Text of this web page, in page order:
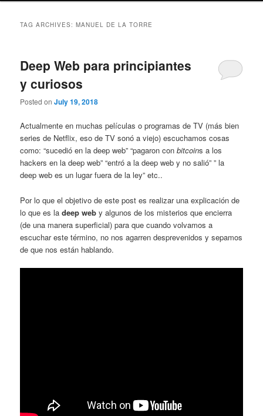
TAG ARCHIVES:MANUEL DE LA TORRE
Deep Web para principiantes
y curiosos
Posted onJuly 19, 2018
Actualmente en muchas películas o programas de TV (más bien
series de Netflix, eso de TV sonó a viejo) escuchamos cosas
como: “sucedió en la deep web” “pagaron conbitcoins a los
hackers en la deep web” “entró a la deep web y no salió” ” la
deep web es un lugar fuera de la ley” etc..
Por lo que el objetivo de este post es realizar una explicación de
lo que es ladeep web y algunos de los misterios que encierra
(de una manera superficial) para que cuando volvamos a
escuchar este término, no nos agarren desprevenidos y sepamos
de que nos están hablando.